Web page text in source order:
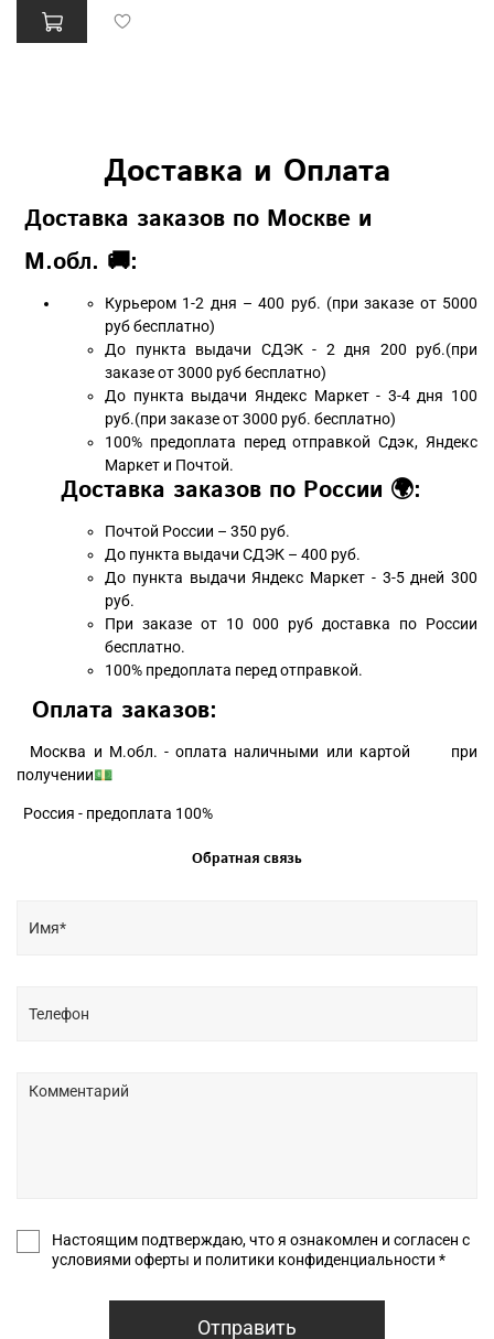
Доставка и Оплата
Доставка заказов по Москве и
М.обл. 🚚:
Курьером 1-2 дня – 400 руб. (при заказе от 5000
руб бесплатно)
До пункта выдачи СДЭК - 2 дня 200 руб.(при
заказе от 3000 руб бесплатно)
До пункта выдачи Яндекс Маркет - 3-4 дня 100
руб.(при заказе от 3000 руб. бесплатно)
100% предоплата перед отправкой Сдэк, Яндекс
Маркет и Почтой.
Доставка заказов по России 🌍:
Почтой России – 350 руб.
До пункта выдачи СДЭК – 400 руб.
До пункта выдачи Яндекс Маркет - 3-5 дней 300
руб.
При заказе от 10 000 руб доставка по России
бесплатно.
100% предоплата перед отправкой.
Оплата заказов:
Москва и М.обл. - оплата наличными или картой при
получении💵
Россия - предоплата 100%
Обратная связь
Настоящим подтверждаю, что я ознакомлен и согласен с
условиями оферты и политики конфиденциальности *
Отправить